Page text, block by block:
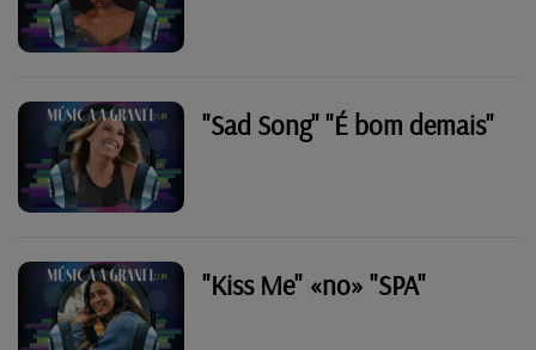
"Sad Song" "É bom demais"
"Kiss Me" «no» "SPA"